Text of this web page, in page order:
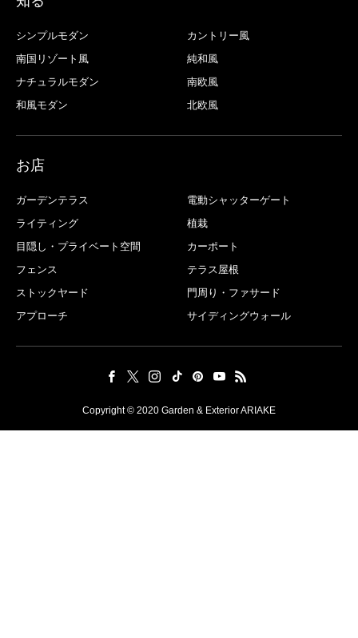
シンプルモダン
カントリー風
南国リゾート風
純和風
ナチュラルモダン
南欧風
和風モダン
北欧風
お店
ガーデンテラス
電動シャッターゲート
ライティング
植栽
目隠し・プライベート空間
カーポート
フェンス
テラス屋根
ストックヤード
門周り・ファサード
アプローチ
サイディングウォール
Copyright © 2020 Garden & Exterior ARIAKE